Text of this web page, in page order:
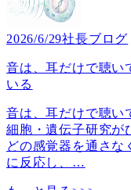
2026/6/29社長ブログ
音は、耳だけで聴
いる
音は、耳だけで聴
細胞・遺伝子研究が
どの感覚器を通さな
に反応し、 …